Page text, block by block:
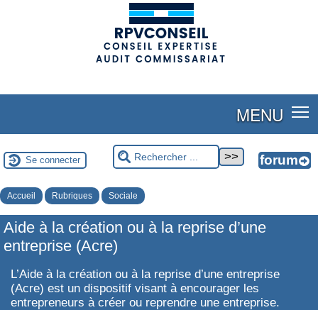
MENU
Se connecter
Accueil Rubriques Sociale
Aide à la création ou à la reprise d’une
entreprise (Acre)
L’Aide à la création ou à la reprise d’une entreprise
(Acre) est un dispositif visant à encourager les
entrepreneurs à créer ou reprendre une entreprise.